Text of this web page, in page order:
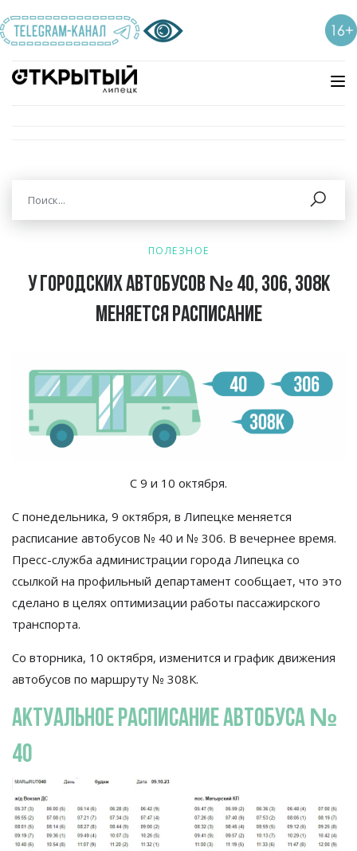
ПОЛЕЗНОЕ
У городских автобусов № 40, 306, 308К
меняется расписание
С 9 и 10 октября.
С понедельника, 9 октября, в Липецке меняется
расписание автобусов № 40 и № 306. В вечернее время.
Пресс-служба администрации города Липецка со
ссылкой на профильный департамент сообщает, что это
сделано в целях оптимизации работы пассажирского
транспорта.
Со вторника, 10 октября, изменится и график движения
автобусов по маршруту № 308К.
актуальное расписание автобуса №
40